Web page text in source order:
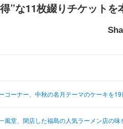
ジタルTOP
音楽
ペット
その他
”な11枚綴りチケットを
コーナー、中秋の名月テーマのケーキを
風堂、閉店した福島の人気ラーメン店の味